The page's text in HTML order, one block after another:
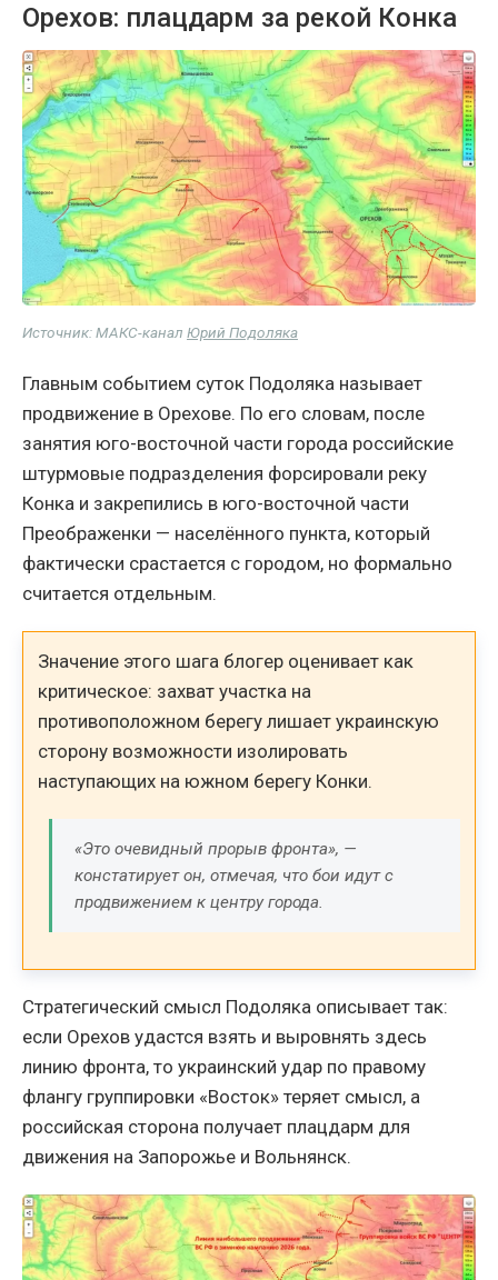
Орехов: плацдарм за рекой Конка
Источник: МАКС-канал Юрий Подоляка
Главным событием суток Подоляка называет
продвижение в Орехове. По его словам, после
занятия юго-восточной части города российские
штурмовые подразделения форсировали реку
Конка и закрепились в юго-восточной части
Преображенки — населённого пункта, который
фактически срастается с городом, но формально
считается отдельным.
Значение этого шага блогер оценивает как
критическое: захват участка на
противоположном берегу лишает украинскую
сторону возможности изолировать
наступающих на южном берегу Конки.
«Это очевидный прорыв фронта», —
констатирует он, отмечая, что бои идут с
продвижением к центру города.
Стратегический смысл Подоляка описывает так:
если Орехов удастся взять и выровнять здесь
линию фронта, то украинский удар по правому
флангу группировки «Восток» теряет смысл, а
российская сторона получает плацдарм для
движения на Запорожье и Вольнянск.